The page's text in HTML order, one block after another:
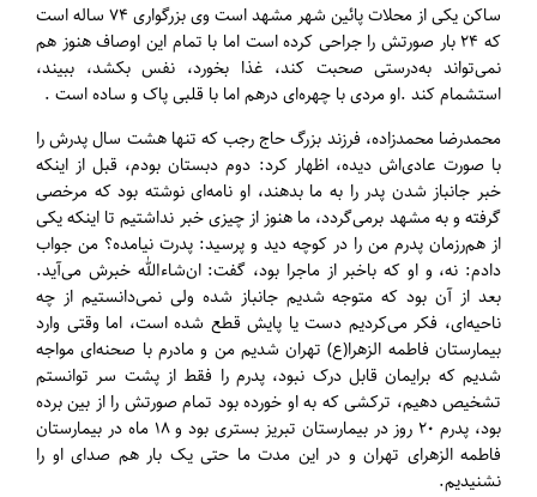
ساکن یکی از محلات پائین شهر مشهد است وی بزرگواری ۷۴ ساله است
که ۲۴ بار صورتش را جراحی کرده است اما با تمام این اوصاف هنوز هم
نمی‌تواند به‌درستی صحبت کند، غذا بخورد، نفس بکشد، ببیند،
استشمام کند .او مردی با چهره‌ای درهم اما با قلبی پاک و ساده است .
محمدرضا محمدزاده، فرزند بزرگ حاج رجب که تنها هشت سال پدرش را
با صورت عادی‌اش دیده، اظهار کرد: دوم دبستان بودم، قبل از اینکه
خبر جانباز شدن پدر را به ما بدهند، او نامه‌ای نوشته بود که مرخصی
گرفته و به مشهد برمی‌گردد، ما هنوز از چیزی خبر نداشتیم تا اینکه یکی
از هم‌رزمان پدرم من را در کوچه دید و پرسید: پدرت نیامده؟ من جواب
دادم: نه، و او که باخبر از ماجرا بود، گفت: ان‌شاءالله خبرش می‌آید.
بعد از آن بود که متوجه شدیم جانباز شده ولی نمی‌دانستیم از چه
ناحیه‌ای، فکر می‌کردیم دست یا پایش قطع شده است، اما وقتی وارد
بیمارستان فاطمه الزهرا(ع) تهران شدیم من و مادرم با صحنه‌ای مواجه
شدیم که برایمان قابل درک نبود، پدرم را فقط از پشت سر توانستم
تشخیص دهیم، ترکشی که به او خورده بود تمام صورتش را از بین برده
بود، پدرم ۲۰ روز در بیمارستان تبریز بستری بود و ۱۸ ماه در بیمارستان
فاطمه الزهرای تهران و در این مدت ما حتی یک بار هم صدای او را
نشنیدیم.